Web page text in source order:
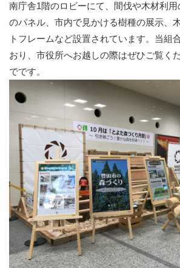
南庁舎1階のロビーにて、間伐や木材利
のパネル、市内で見かける樹種の展示、
トフレームなど設置されています。当組
おり、市役所へお越しの際はぜひご覧く
でです。